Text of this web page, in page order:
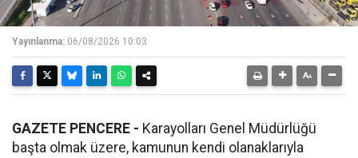
Yayınlanma: 06/08/2026 10:03
GAZETE PENCERE - Karayolları Genel Müdürlüğü
başta olmak üzere, kamunun kendi olanaklarıyla